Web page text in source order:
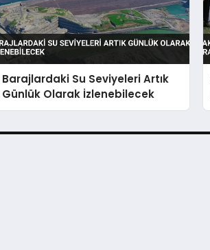
Barajlardaki Su Seviyeleri Artık
Günlük Olarak İzlenebilecek